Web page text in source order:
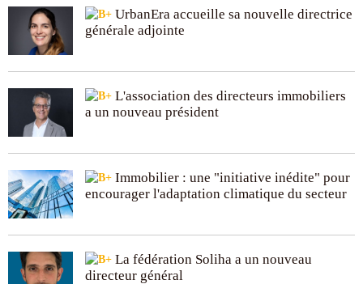
UrbanEra accueille sa nouvelle directrice
générale adjointe
L'association des directeurs immobiliers
a un nouveau président
Immobilier : une "initiative inédite" pour
encourager l'adaptation climatique du secteur
La fédération Soliha a un nouveau
directeur général